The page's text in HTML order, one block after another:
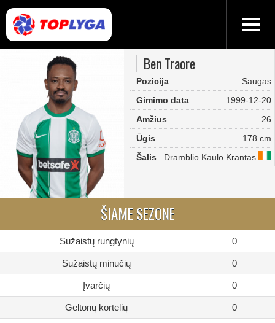
Ben Traore
Pozicija
Saugas
Gimimo data
1999-12-20
Amžius
26
Ūgis
178 cm
Šalis
Dramblio Kaulo Krantas
ŠIAME SEZONE
Sužaistų rungtynių 0
Sužaistų minučių 0
Įvarčių 0
Geltonų kortelių 0